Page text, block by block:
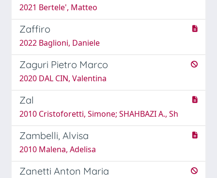
2021 Bertele', Matteo
Zaffiro
2022 Baglioni, Daniele
Zaguri Pietro Marco
2020 DAL CIN, Valentina
Zal
2010 Cristoforetti, Simone; SHAHBAZI A., Sh
Zambelli, Alvisa
2010 Malena, Adelisa
Zanetti Anton Maria